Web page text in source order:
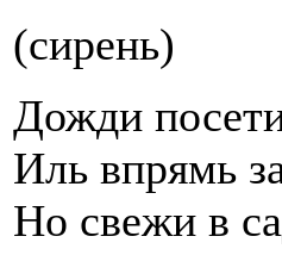
(сирень)
Дожди
Иль впрямь
Но свежи в